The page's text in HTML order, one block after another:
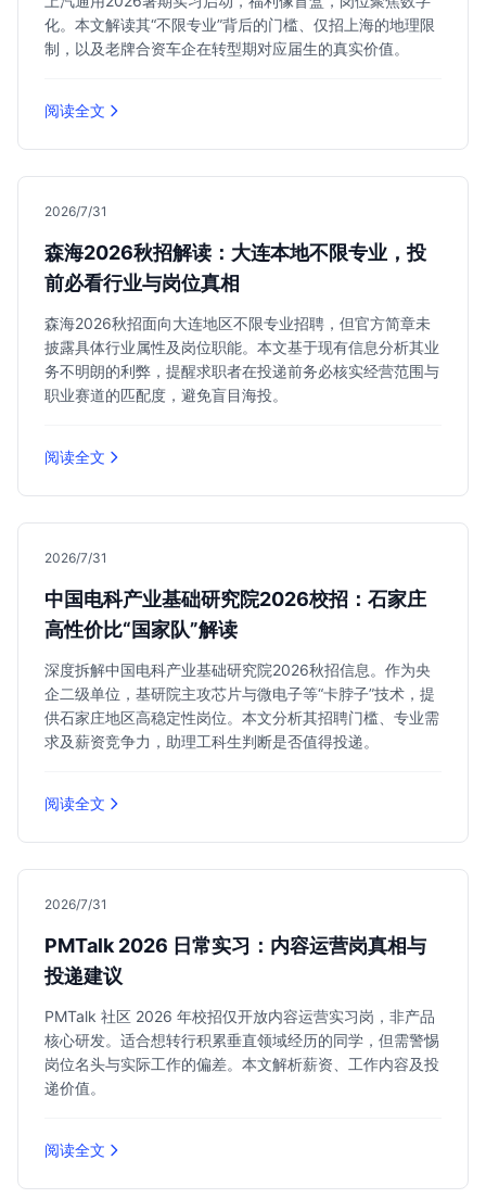
化。本文解读其“不限专业”背后的门槛、仅招上海的地理限
制，以及老牌合资车企在转型期对应届生的真实价值。
阅读全文
2026/7/31
森海2026秋招解读：大连本地不限专业，投
前必看行业与岗位真相
森海2026秋招面向大连地区不限专业招聘，但官方简章未
披露具体行业属性及岗位职能。本文基于现有信息分析其业
务不明朗的利弊，提醒求职者在投递前务必核实经营范围与
职业赛道的匹配度，避免盲目海投。
阅读全文
2026/7/31
中国电科产业基础研究院2026校招：石家庄
高性价比“国家队”解读
深度拆解中国电科产业基础研究院2026秋招信息。作为央
企二级单位，基研院主攻芯片与微电子等“卡脖子”技术，提
供石家庄地区高稳定性岗位。本文分析其招聘门槛、专业需
求及薪资竞争力，助理工科生判断是否值得投递。
阅读全文
2026/7/31
PMTalk 2026 日常实习：内容运营岗真相与
投递建议
PMTalk 社区 2026 年校招仅开放内容运营实习岗，非产品
核心研发。适合想转行积累垂直领域经历的同学，但需警惕
岗位名头与实际工作的偏差。本文解析薪资、工作内容及投
递价值。
阅读全文